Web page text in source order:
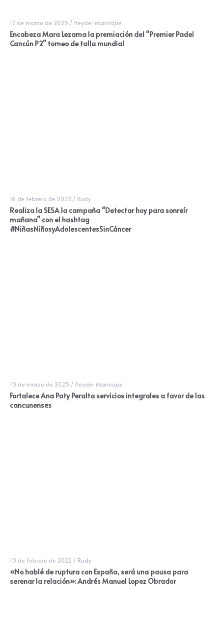
17 de marzo de 2025 / Heyder Manrique
Encabeza Mara Lezama la premiación del “Premier Padel
Cancún P2” torneo de talla mundial
16 de febrero de 2022 / Rudy
Realiza la SESA la campaña “Detectar hoy para sonreír
mañana” con el hashtag
#NiñasNiñosyAdolescentesSinCáncer
10 de marzo de 2025 / Heyder Manrique
Fortalece Ana Paty Peralta servicios integrales a favor de las
cancunenses
10 de febrero de 2022 / Rudy
«No hablé de ruptura con España, será una pausa para
serenar la relación»: Andrés Manuel Lopez Obrador